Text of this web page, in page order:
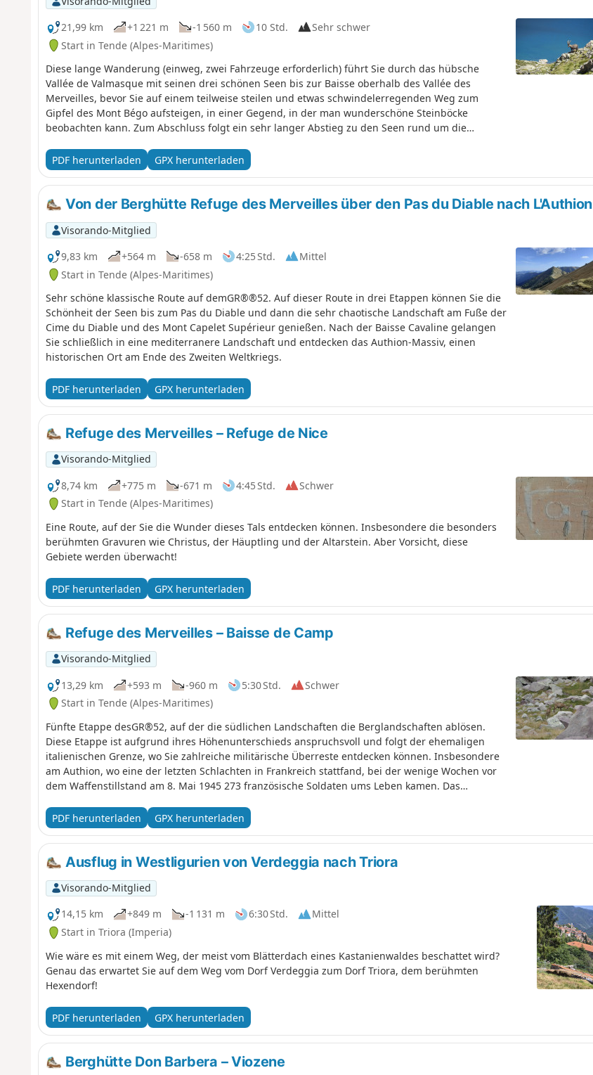
21,99 km
+1 221 m -1 560 m 10 Std.
Sehr schwer
Start in Tende (Alpes-Maritimes)
Diese lange Wanderung (einweg, zwei Fahrzeuge erforderlich) führt Sie durch das hübsche
Vallée de Valmasque mit seinen drei schönen Seen bis zur Baisse oberhalb des Vallée des
Merveilles, bevor Sie auf einem teilweise steilen und etwas schwindelerregenden Weg zum
Gipfel des Mont Bégo aufsteigen, in einer Gegend, in der man wunderschöne Steinböcke
beobachten kann. Zum Abschluss folgt ein sehr langer Abstieg zu den Seen rund um die
PDF herunterladen
GPX herunterladen
Von der Berghütte Refuge des Merveilles über den Pas du Diable nach L'Authion
Visorando-Mitglied
9,83 km
+564 m -658 m 4:25 Std.
Mittel
Start in Tende (Alpes-Maritimes)
Sehr schöne klassische Route auf demGR®®52. Auf dieser Route in drei Etappen können Sie die
Schönheit der Seen bis zum Pas du Diable und dann die sehr chaotische Landschaft am Fuße der
Cime du Diable und des Mont Capelet Supérieur genießen. Nach der Baisse Cavaline gelangen
Sie schließlich in eine mediterranere Landschaft und entdecken das Authion-Massiv, einen
historischen Ort am Ende des Zweiten Weltkriegs.
PDF herunterladen GPX herunterladen
Refuge des Merveilles – Refuge de Nice
Visorando-Mitglied
8,74 km
+775 m -671 m 4:45 Std.
Schwer
Start in Tende (Alpes-Maritimes)
Eine Route, auf der Sie die Wunder dieses Tals entdecken können. Insbesondere die besonders
berühmten Gravuren wie Christus, der Häuptling und der Altarstein. Aber Vorsicht, diese
Gebiete werden überwacht!
PDF herunterladen GPX herunterladen
Refuge des Merveilles – Baisse de Camp
Visorando-Mitglied
13,29 km
+593 m -960 m 5:30 Std.
Schwer
Start in Tende (Alpes-Maritimes)
Fünfte Etappe desGR®52, auf der die südlichen Landschaften die Berglandschaften ablösen.
Diese Etappe ist aufgrund ihres Höhenunterschieds anspruchsvoll und folgt der ehemaligen
italienischen Grenze, wo Sie zahlreiche militärische Überreste entdecken können. Insbesondere
am Authion, wo eine der letzten Schlachten in Frankreich stattfand, bei der wenige Wochen vor
dem Waffenstillstand am 8. Mai 1945 273 französische Soldaten ums Leben kamen. Das
PDF herunterladen
GPX herunterladen
Ausflug in Westligurien von Verdeggia nach Triora
Visorando-Mitglied
14,15 km
+849 m -1 131 m 6:30 Std.
Mittel
Start in Triora (Imperia)
Wie wäre es mit einem Weg, der meist vom Blätterdach eines Kastanienwaldes beschattet wird?
Genau das erwartet Sie auf dem Weg vom Dorf Verdeggia zum Dorf Triora, dem berühmten
Hexendorf!
PDF herunterladen GPX herunterladen
Berghütte Don Barbera – Viozene